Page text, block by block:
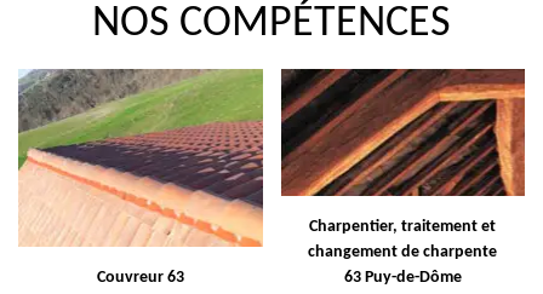
NOS COMPÉTENCES
Couvreur 63
Charpentier, traitement et
changement de charpente
63 Puy-de-Dôme